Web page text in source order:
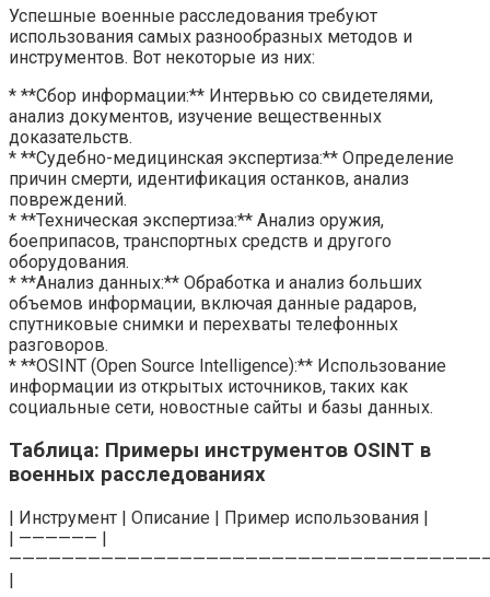
Успешные военные расследования требуют
использования самых разнообразных методов и
инструментов. Вот некоторые из них:
* **Сбор информации:** Интервью со свидетелями,
анализ документов, изучение вещественных
доказательств.
* **Судебно-медицинская экспертиза:** Определение
причин смерти, идентификация останков, анализ
повреждений.
* **Техническая экспертиза:** Анализ оружия,
боеприпасов, транспортных средств и другого
оборудования.
* **Анализ данных:** Обработка и анализ больших
объемов информации, включая данные радаров,
спутниковые снимки и перехваты телефонных
разговоров.
* **OSINT (Open Source Intelligence):** Использование
информации из открытых источников, таких как
социальные сети, новостные сайты и базы данных.
Таблица: Примеры инструментов OSINT в
военных расследованиях
| Инструмент | Описание | Пример использования |
| —————— |
|